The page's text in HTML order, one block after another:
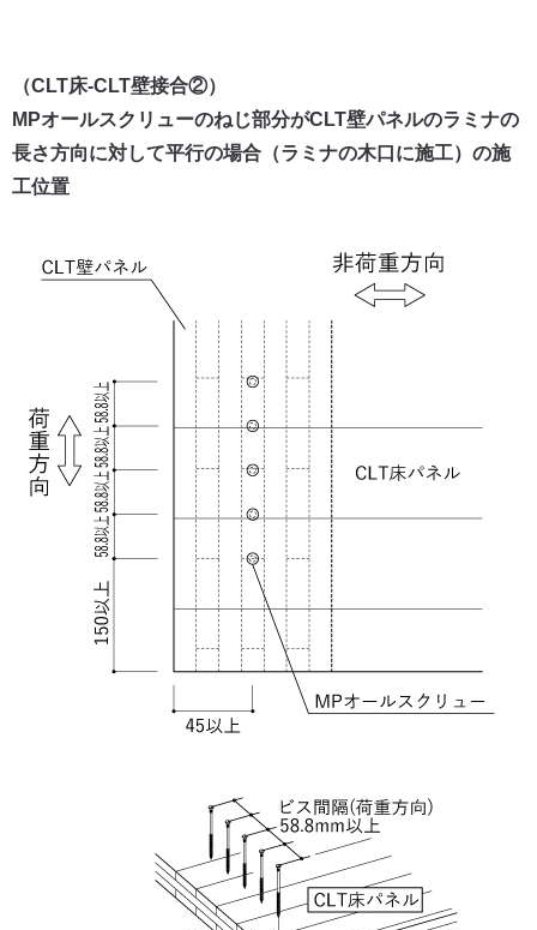
（CLT床-CLT壁接合②）
MPオールスクリューのねじ部分がCLT壁パネルのラミナの
長さ方向に対して平行の場合（ラミナの木口に施工）の施
工位置